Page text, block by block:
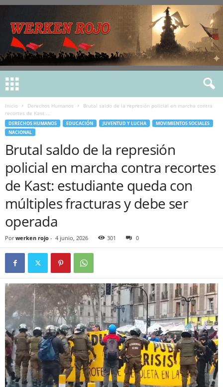
Inicio Derechos Humanos
Brutal saldo de la represión policial en marcha contra
recortes de Kast:...
DERECHOS HUMANOS EDUCACIÓN JUVENTUD Y LUCHA
MOVIMIENTOS SOCIALES
NACIONAL
Brutal saldo de la represión
policial en marcha contra recortes
de Kast: estudiante queda con
múltiples fracturas y debe ser
operada
Por werken rojo - 4 junio, 2026 301 0